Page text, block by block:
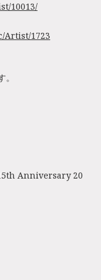
10013/
Artist/1723
Anniversary 20